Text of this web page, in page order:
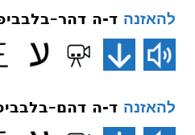
להאזנה ד-ה
להאזנה ד-ה